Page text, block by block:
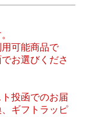
可能商品で
お選びくださ
投函でのお届
ギフトラッピ